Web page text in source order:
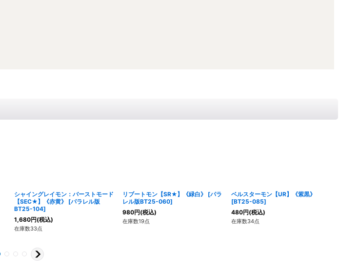
シャイングレイモン：バーストモード
【SEC★】《赤黄》
[パラレル版
BT25-104]
1,680円(税込)
在庫数33点
リブートモン【SR★】《緑白》 [パラ
レル版BT25-060]
980円(税込)
在庫数19点
ベルスターモン【UR】《紫黒》
[BT25-085]
480円(税込)
在庫数34点